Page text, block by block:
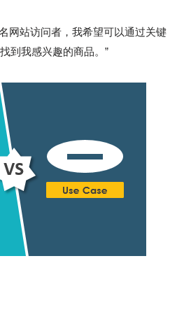
网站访问者，我希望可以通过关键
到我感兴趣的商品。”